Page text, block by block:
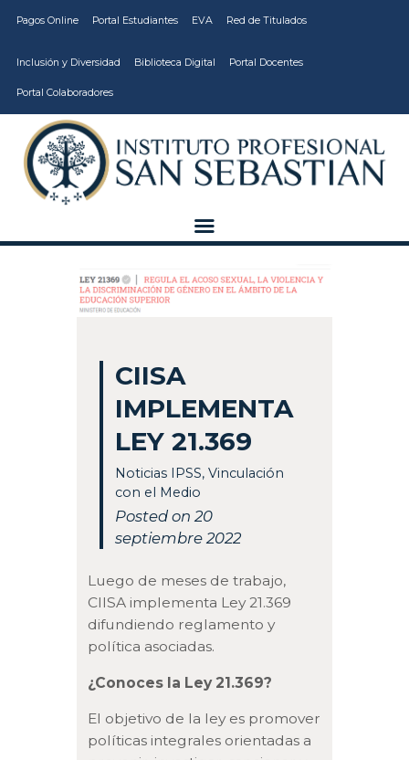
Pagos Online Portal Estudiantes EVA Red de Titulados
Inclusión y Diversidad Biblioteca Digital Portal Docentes
Portal Colaboradores
CARRERAS
VIDA ESTUDIANTIL
INSTITUCIÓN
EDUCACIÓN
CIISA
IMPLEMENTA
LEY 21.369
Noticias IPSS,Vinculación
con el Medio
Posted on 20
septiembre 2022
Luego de meses de trabajo,
CIISA implementa Ley 21.369
difundiendo reglamento y
política asociadas.
¿Conoces la Ley 21.369?
El objetivo de la ley es promover
políticas integrales orientadas a